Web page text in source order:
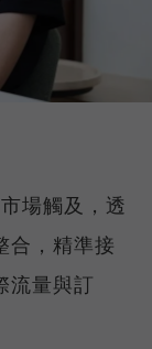
場觸及，透
合，精準接
流量與訂